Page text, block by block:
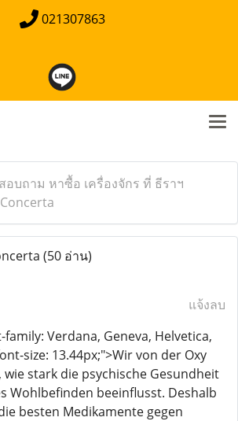
021307863
สอบถาม หาซื้อ เครื่องจักร ที่ ธีราฯ
(50 อ่าน)
แจ้งลบ
Verdana, Geneva, Helvetica,
size: 13.44px;">Wir von der Oxy
wie stark die psychische Gesundheit
Wohlbefinden beeinflusst. Deshalb
besten Medikamente gegen